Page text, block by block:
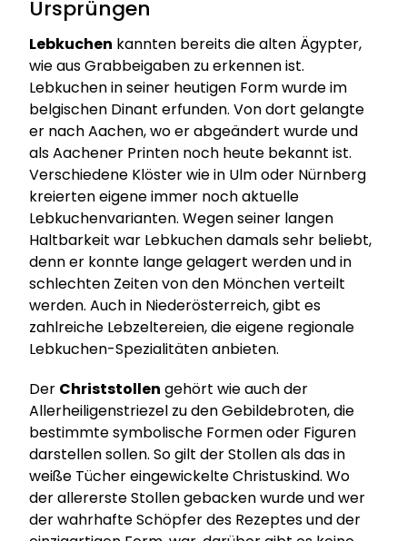
Ursprüngen
Lebkuchen kannten bereits die alten Ägypter,
wie aus Grabbeigaben zu erkennen ist.
Lebkuchen in seiner heutigen Form wurde im
belgischen Dinant erfunden. Von dort gelangte
er nach Aachen, wo er abgeändert wurde und
als Aachener Printen noch heute bekannt ist.
Verschiedene Klöster wie in Ulm oder Nürnberg
kreierten eigene immer noch aktuelle
Lebkuchenvarianten. Wegen seiner langen
Haltbarkeit war Lebkuchen damals sehr beliebt,
denn er konnte lange gelagert werden und in
schlechten Zeiten von den Mönchen verteilt
werden. Auch in Niederösterreich, gibt es
zahlreiche Lebzeltereien, die eigene regionale
Lebkuchen-Spezialitäten anbieten.
Der Christstollen gehört wie auch der
Allerheiligenstriezel zu den Gebildebroten, die
bestimmte symbolische Formen oder Figuren
darstellen sollen. So gilt der Stollen als das in
weiße Tücher eingewickelte Christuskind. Wo
der allererste Stollen gebacken wurde und wer
der wahrhafte Schöpfer des Rezeptes und der